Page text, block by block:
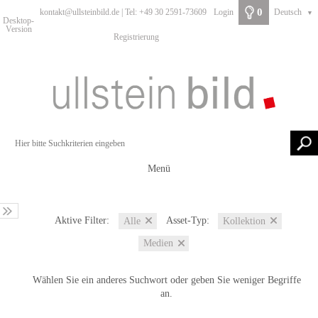
Desktop-
Version
kontakt@ullsteinbild.de | Tel: +49 30 2591-73609 Login
Registrierung
0 Deutsch ▼
Menü
Aktive Filter: Alle Asset-Typ: Kollektion
Medien
Wählen Sie ein anderes Suchwort oder geben Sie weniger Begriffe
an.